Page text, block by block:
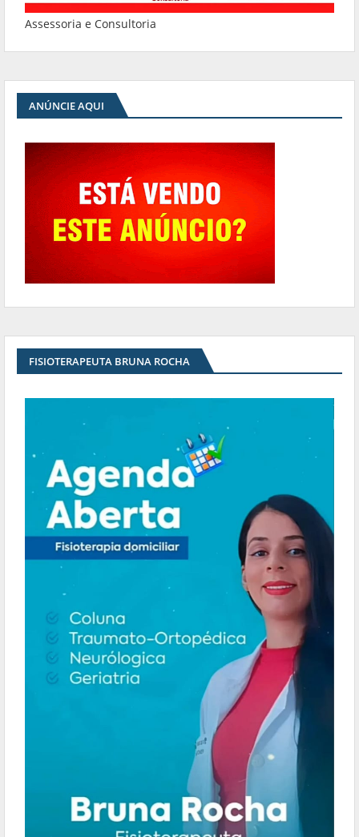
Assessoria e Consultoria
ANÚNCIE AQUI
FISIOTERAPEUTA BRUNA ROCHA